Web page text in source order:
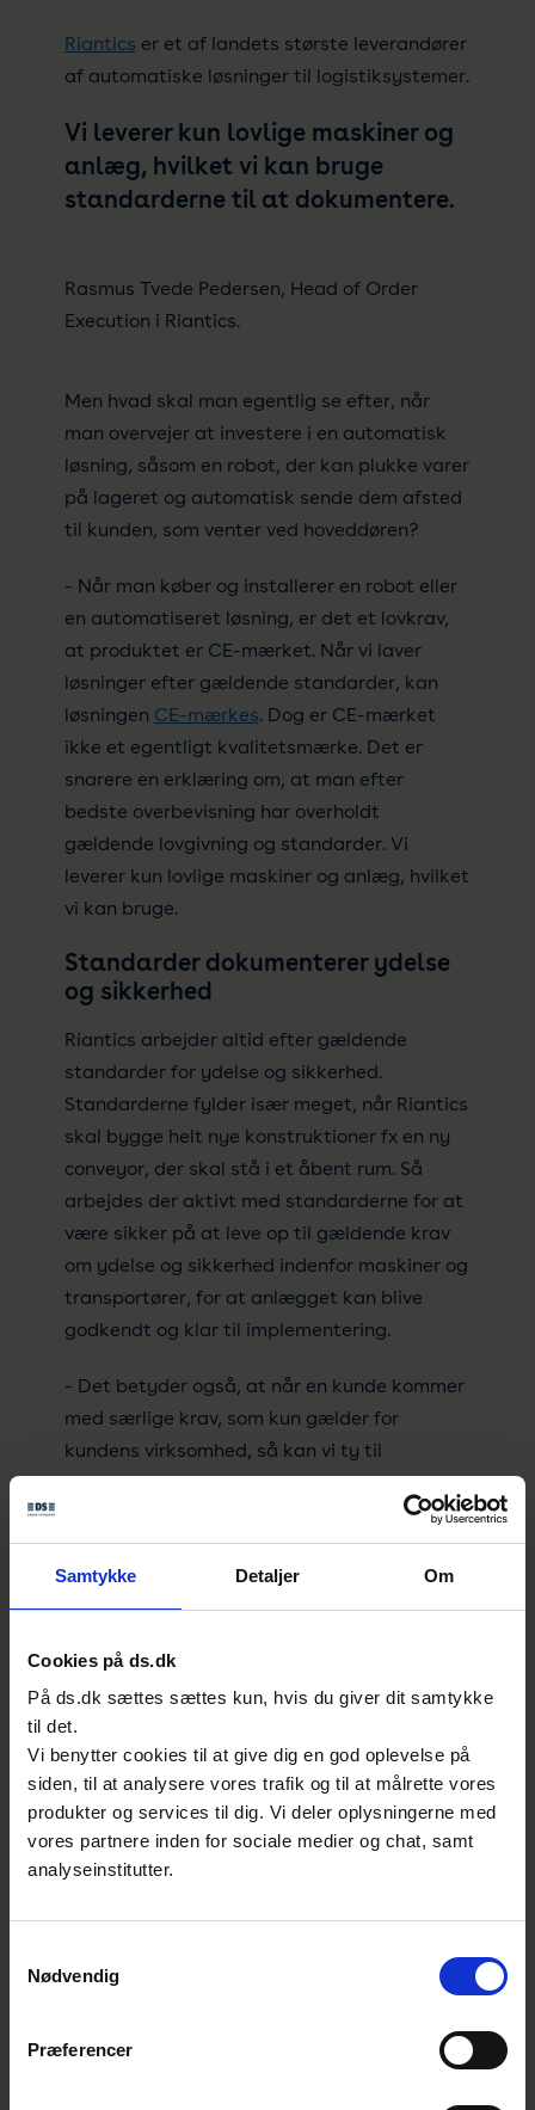
Samtykke Detaljer Om
Cookies på ds.dk
På ds.dk sættes sættes kun, hvis du giver dit samtykke
til det.
Vi benytter cookies til at give dig en god oplevelse på
siden, til at analysere vores trafik og til at målrette vores
produkter og services til dig. Vi deler oplysningerne med
vores partnere inden for sociale medier og chat, samt
analyseinstitutter.
Nødvendig
Præferencer
Riantics er et af landets største leverandører
af automatiske løsninger til logistiksystemer.
Vi leverer kun lovlige maskiner og
anlæg, hvilket vi kan bruge
standarderne til at dokumentere.
Rasmus Tvede Pedersen, Head of Order
Execution i Riantics.
Men hvad skal man egentlig se efter, når
man overvejer at investere i en automatisk
løsning, såsom en robot, der kan plukke varer
på lageret og automatisk sende dem afsted
til kunden, som venter ved hoveddøren?
- Når man køber og installerer en robot eller
en automatiseret løsning, er det et lovkrav,
at produktet er CE-mærket. Når vi laver
løsninger efter gældende standarder, kan
løsningen CE-mærkes. Dog er CE-mærket
ikke et egentligt kvalitetsmærke. Det er
snarere en erklæring om, at man efter
bedste overbevisning har overholdt
gældende lovgivning og standarder. Vi
leverer kun lovlige maskiner og anlæg, hvilket
vi kan bruge.
Standarder dokumenterer ydelse
og sikkerhed
Riantics arbejder altid efter gældende
standarder for ydelse og sikkerhed.
Standarderne fylder især meget, når Riantics
skal bygge helt nye konstruktioner fx en ny
conveyor, der skal stå i et åbent rum. Så
arbejdes der aktivt med standarderne for at
være sikker på at leve op til gældende krav
om ydelse og sikkerhed indenfor maskiner og
transportører, for at anlægget kan blive
godkendt og klar til implementering.
- Det betyder også, at når en kunde kommer
med særlige krav, som kun gælder for
kundens virksomhed, så kan vi ty til
standarderne for at fortælle, hvad vi
overholder og ikke kan overholde for at
levere lovlige løsninger, siger Rasmus Tvede
Pedersen.
og funktioner. Derfor skelner Riantics også
mellem, om de bygger konstruktioner, der er
maskiner og anlæg, eller om det er robotter.
For der gælder forskellige standarder alt
efter, hvilken konstruktion det er.
- Helt generelt er det vigtigt at kigge på
konstruktionens performance level, altså
krav til dens sikkerhed ved brug af interlock
risikovurdering baseret på DS/EN ISO 12100,
man bygger maskiner. Men ellers benytter vi